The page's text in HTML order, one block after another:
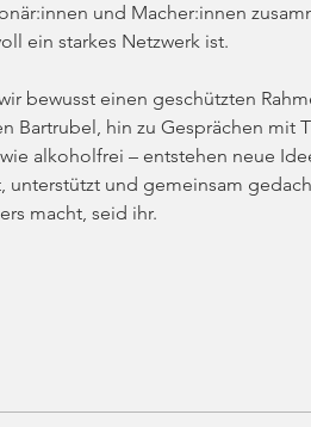
und Macher:innen
ein starkes Netzwerk ist.
bewusst einen geschützten
Bartrubel, hin zu Gesprächen mit
alkoholfrei – entstehen neue
und gemeinsam
macht, seid ihr.